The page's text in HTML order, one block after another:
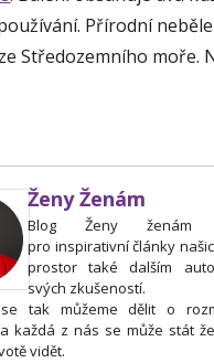
Přírodní
Středozemního moře.
Ženy Ženám
Blog Ženy ženám
pro inspirativní články
prostor také dalším
svých zkušeností.
se tak můžeme dělit o
každá z nás se může stát
vidět.